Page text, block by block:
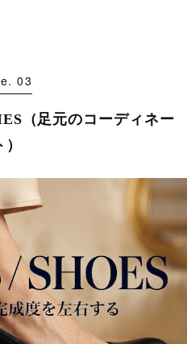
03
（足元のコーディネー
）